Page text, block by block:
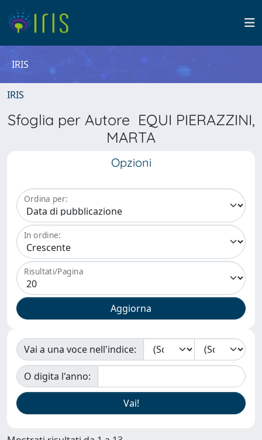
IRIS
IRIS
Sfoglia per Autore EQUI PIERAZZINI,
MARTA
Opzioni
Ordina per:
In ordine:
Risultati/Pagina
Vai a una voce nell'indice:
O digita l'anno: